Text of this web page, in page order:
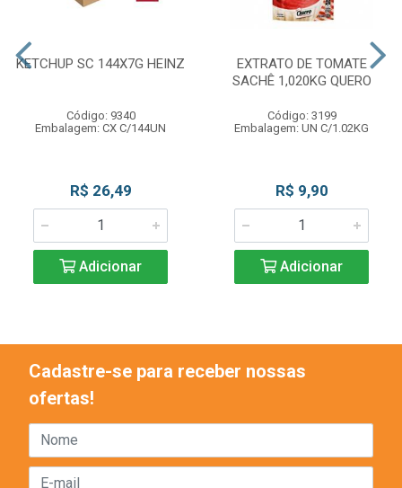
KETCHUP SC 144X7G HEINZ
Código: 9340
Embalagem: CX C/144UN
R$ 26,49
Adicionar
EXTRATO DE TOMATE
SACHÊ 1,020KG QUERO
Código: 3199
Embalagem: UN C/1.02KG
R$ 9,90
Adicionar
Cadastre-se para receber nossas
ofertas!